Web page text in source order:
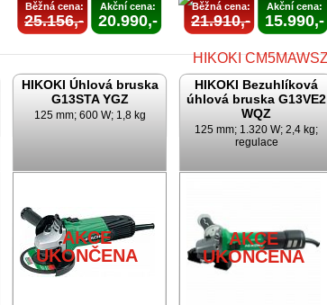
Běžná cena:
25.156,-
Akční cena:
20.990,-
Běžná cena:
21.910,-
Akční cena:
15.990,-
HIKOKI Úhlová bruska
G13STA YGZ
125 mm; 600 W; 1,8 kg
AKCE
UKONČENA
HIKOKI Bezuhlíková
úhlová bruska G13VE2
WQZ
125 mm; 1.320 W; 2,4 kg;
regulace
AKCE
UKONČENA